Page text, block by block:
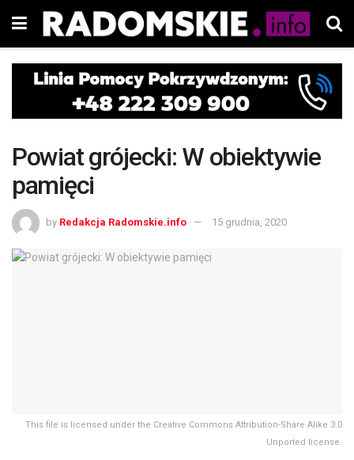
Powiat grójecki: W obiektywie
pamięci
by Redakcja Radomskie.info 15 grudnia, 2020
This file is licensed under the Creative Commons Attribution-Share Alike 3.0
Unported license.